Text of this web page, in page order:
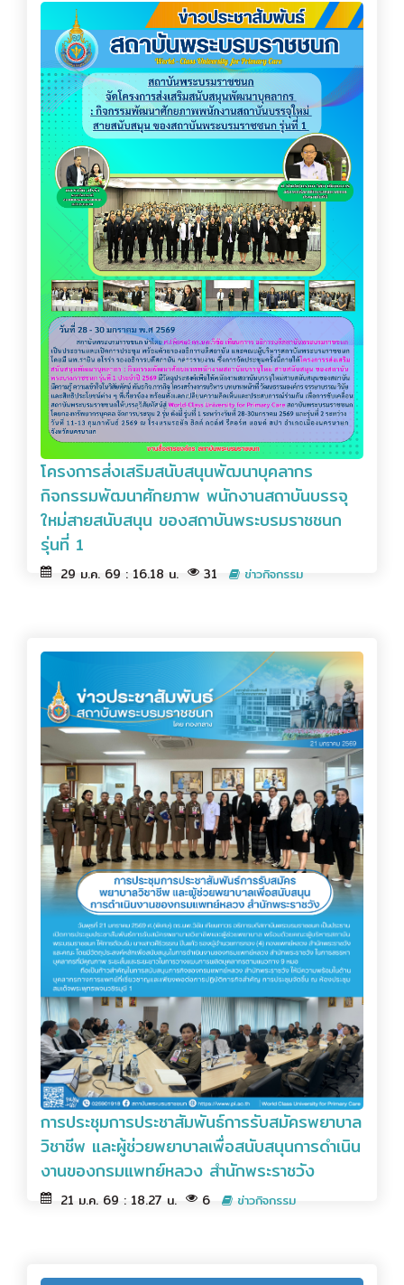
โครงการส่งเสริมสนับสนุนพัฒนาบุคลากร
กิจกรรมพัฒนาศักยภาพ พนักงานสถาบันบรรจุ
ใหม่สายสนับสนุน ของสถาบันพระบรมราชชนก
รุ่นที่ 1
29 ม.ค. 69 : 16.18 น. 31 ข่าวกิจกรรม
การประชุมการประชาสัมพันธ์การรับสมัครพยาบาล
วิชาชีพ และผู้ช่วยพยาบาลเพื่อสนับสนุนการดำเนิน
งานของกรมแพทย์หลวง สำนักพระราชวัง
21 ม.ค. 69 : 18.27 น. 6 ข่าวกิจกรรม